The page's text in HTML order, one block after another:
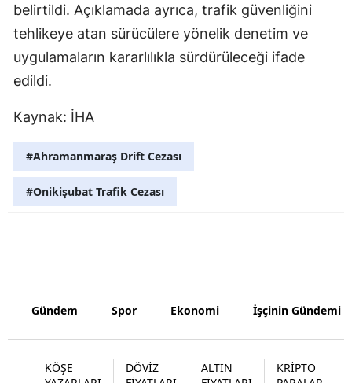
Kütahya
Malatya
Ordu
Rize
Sakarya
belirtildi. Açıklamada ayrıca, trafik güvenliğini
tehlikeye atan sürücülere yönelik denetim ve
uygulamaların kararlılıkla sürdürüleceği ifade
edildi.
Kaynak: İHA
#Ahramanmaraş Drift Cezası
#Onikişubat Trafik Cezası
Gündem Spor Ekonomi İşçinin Gündemi
KÖŞE
DÖVİZ
ALTIN
KRİPTO